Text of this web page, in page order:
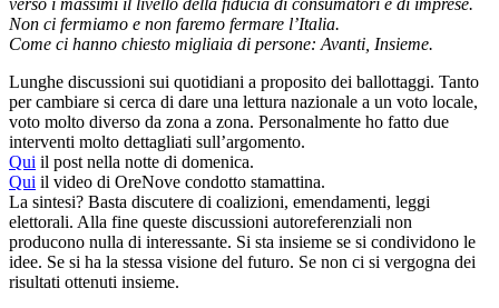
verso i massimi il livello della fiducia di consumatori e di imprese.
Non ci fermiamo e non faremo fermare l’Italia.
Come ci hanno chiesto migliaia di persone: Avanti, Insieme.
Lunghe discussioni sui quotidiani a proposito dei ballottaggi. Tanto
per cambiare si cerca di dare una lettura nazionale a un voto locale,
voto molto diverso da zona a zona. Personalmente ho fatto due
interventi molto dettagliati sull’argomento.
Qui il post nella notte di domenica.
Qui il video di OreNove condotto stamattina.
La sintesi? Basta discutere di coalizioni, emendamenti, leggi
elettorali. Alla fine queste discussioni autoreferenziali non
producono nulla di interessante. Si sta insieme se si condividono le
idee. Se si ha la stessa visione del futuro. Se non ci si vergogna dei
risultati ottenuti insieme.